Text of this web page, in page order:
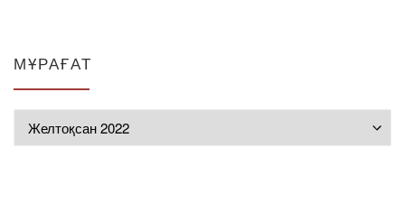
МҰРАҒАТ